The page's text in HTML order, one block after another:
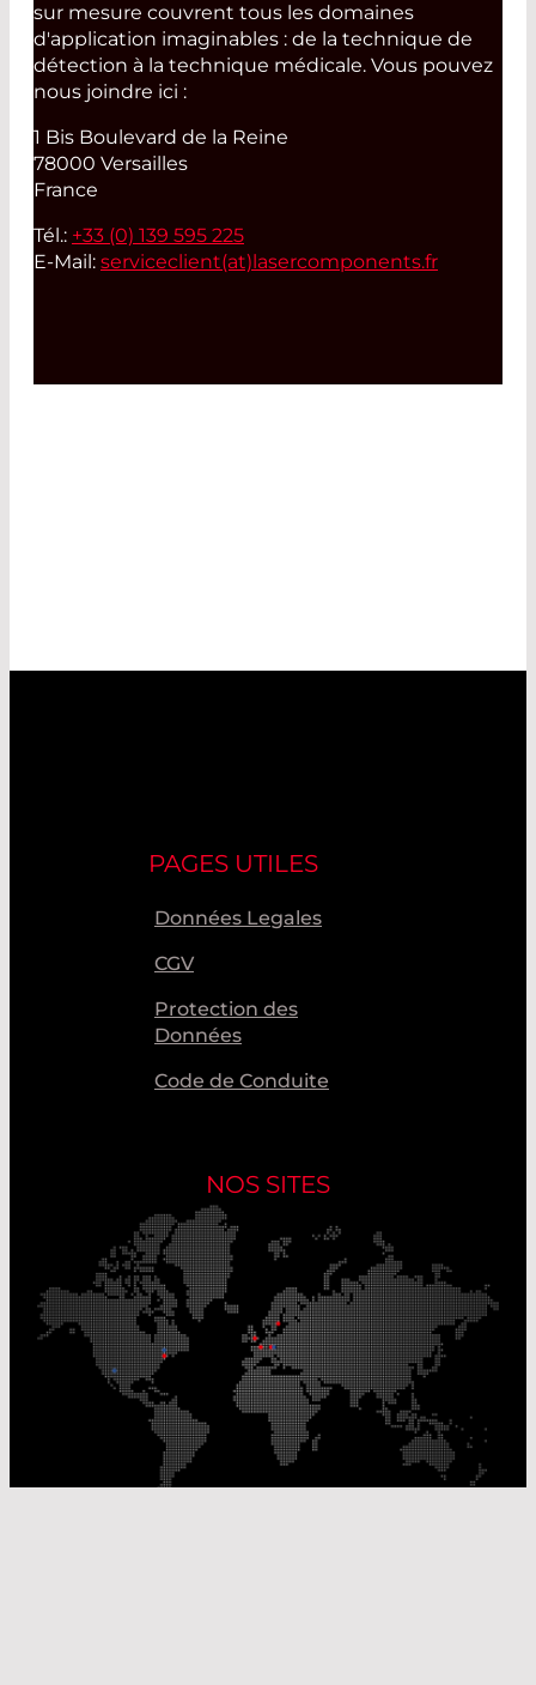
sur mesure couvrent tous les domaines
d'application imaginables : de la technique de
détection à la technique médicale. Vous pouvez
nous joindre ici :
1 Bis Boulevard de la Reine
78000 Versailles
France
Tél.: +33 (0) 139 595 225
E-Mail: serviceclient(at) lasercomponents.fr
PAGES UTILES
Données Legales
CGV
Protection des
Données
Code de Conduite
NOS SITES